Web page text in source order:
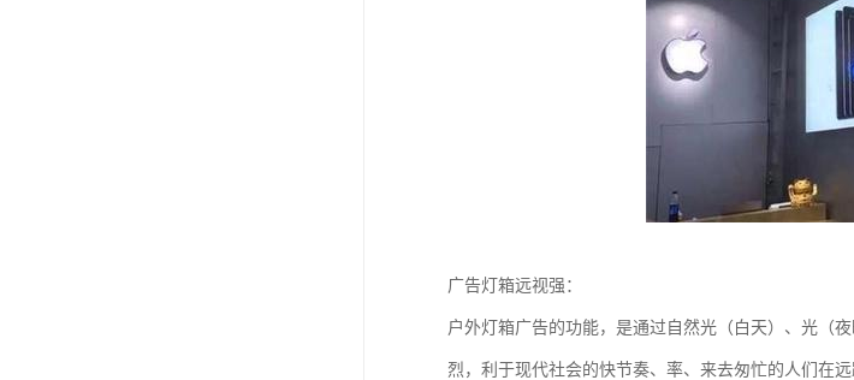
广告灯箱远视强：
户外灯箱广告的功能，是通过自然光（白天）、光（
烈，利于现代社会的快节奏、率、来去匆忙的人们在远